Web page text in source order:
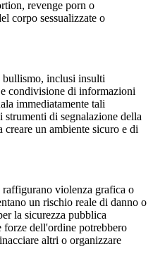
revenge porn o
corpo sessualizzate o
bullismo, inclusi insulti
condivisione di informazioni
immediatamente tali
di segnalazione della
un ambiente sicuro e di
violenza grafica o
un rischio reale di danno o
la sicurezza pubblica
forze dell'ordine potrebbero
altri o organizzare